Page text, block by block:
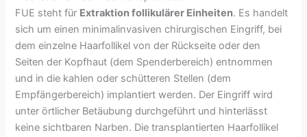
FUE steht für Extraktion follikulärer Einheiten. Es handelt
sich um einen minimalinvasiven chirurgischen Eingriff, bei
dem einzelne Haarfollikel von der Rückseite oder den
Seiten der Kopfhaut (dem Spenderbereich) entnommen
und in die kahlen oder schütteren Stellen (dem
Empfängerbereich) implantiert werden. Der Eingriff wird
unter örtlicher Betäubung durchgeführt und hinterlässt
keine sichtbaren Narben. Die transplantierten Haarfollikel